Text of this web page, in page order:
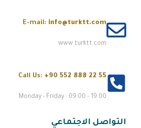
E-mail: info@turktt.com
www.turktt.com
Call Us: +90 552 888 22 55
Monday - Friday : 09:00 - 19:00
التواصل الاجتماعي